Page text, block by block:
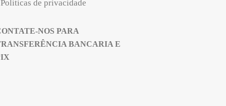
Politicas de privacidade
NOS PARA
BANCARIA E